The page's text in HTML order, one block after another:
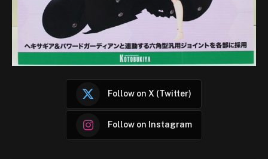
Follow on X (Twitter)
Follow on Instagram